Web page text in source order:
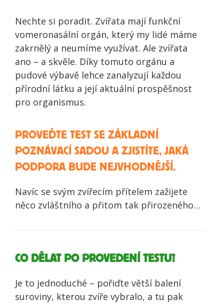
Nechte si poradit. Zvířata mají funkční
vomeronasální orgán, který my lidé máme
zakrnělý a neumíme využívat. Ale zvířata
ano – a skvěle. Díky tomuto orgánu a
pudové výbavě lehce zanalyzují každou
přírodní látku a její aktuální prospěšnost
pro organismus.
PROVEĎTE TEST SE ZÁKLADNÍ
POZNÁVACÍ SADOU A ZJISTÍTE, JAKÁ
PODPORA BUDE NEJVHODNĚJŠÍ.
Navíc se svým zvířecím přítelem zažijete
něco zvláštního a přitom tak přirozeného…
CO DĚLAT PO PROVEDENÍ TESTU?
Je to jednoduché – pořiďte větší balení
suroviny, kterou zvíře vybralo, a tu pak